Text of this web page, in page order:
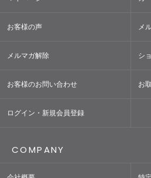
お客様の声 メ
メルマガ解除 シ
お客様のお問い合わせ お
ログイン・新規会員登録
COMPANY